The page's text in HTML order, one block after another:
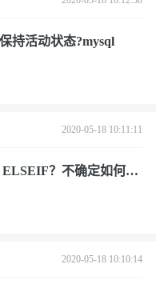
持活动状态?mysql
2020-05-18 10:11:11
？不确定如何获
2020-05-18 10:10:14